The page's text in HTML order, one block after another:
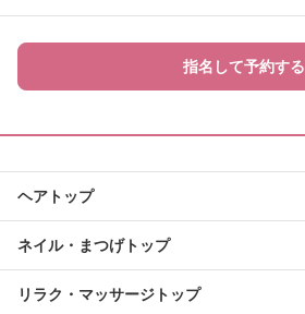
指名して予約する
ヘアトップ
ネイル・まつげトップ
リラク・マッサージトップ